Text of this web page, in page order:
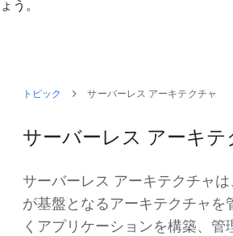
ょう。
トピック サーバーレス アーキテクチャ
サーバーレス アーキテ
サーバーレス アーキテクチャ
が基盤となるアーキテクチャを
くアプリケーションを構築、管